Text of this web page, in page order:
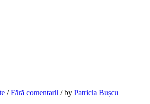
/ Fără comentarii /by Patricia Bușcu